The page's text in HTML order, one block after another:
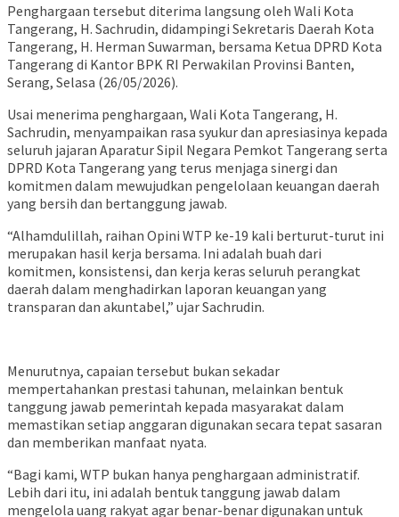
Penghargaan tersebut diterima langsung oleh Wali Kota
Tangerang, H. Sachrudin, didampingi Sekretaris Daerah Kota
Tangerang, H. Herman Suwarman, bersama Ketua DPRD Kota
Tangerang di Kantor BPK RI Perwakilan Provinsi Banten,
Serang, Selasa (26/05/2026).
Usai menerima penghargaan, Wali Kota Tangerang, H.
Sachrudin, menyampaikan rasa syukur dan apresiasinya kepada
seluruh jajaran Aparatur Sipil Negara Pemkot Tangerang serta
DPRD Kota Tangerang yang terus menjaga sinergi dan
komitmen dalam mewujudkan pengelolaan keuangan daerah
yang bersih dan bertanggung jawab.
“Alhamdulillah, raihan Opini WTP ke-19 kali berturut-turut ini
merupakan hasil kerja bersama. Ini adalah buah dari
komitmen, konsistensi, dan kerja keras seluruh perangkat
daerah dalam menghadirkan laporan keuangan yang
transparan dan akuntabel,” ujar Sachrudin.
Menurutnya, capaian tersebut bukan sekadar
mempertahankan prestasi tahunan, melainkan bentuk
tanggung jawab pemerintah kepada masyarakat dalam
memastikan setiap anggaran digunakan secara tepat sasaran
dan memberikan manfaat nyata.
“Bagi kami, WTP bukan hanya penghargaan administratif.
Lebih dari itu, ini adalah bentuk tanggung jawab dalam
mengelola uang rakyat agar benar-benar digunakan untuk